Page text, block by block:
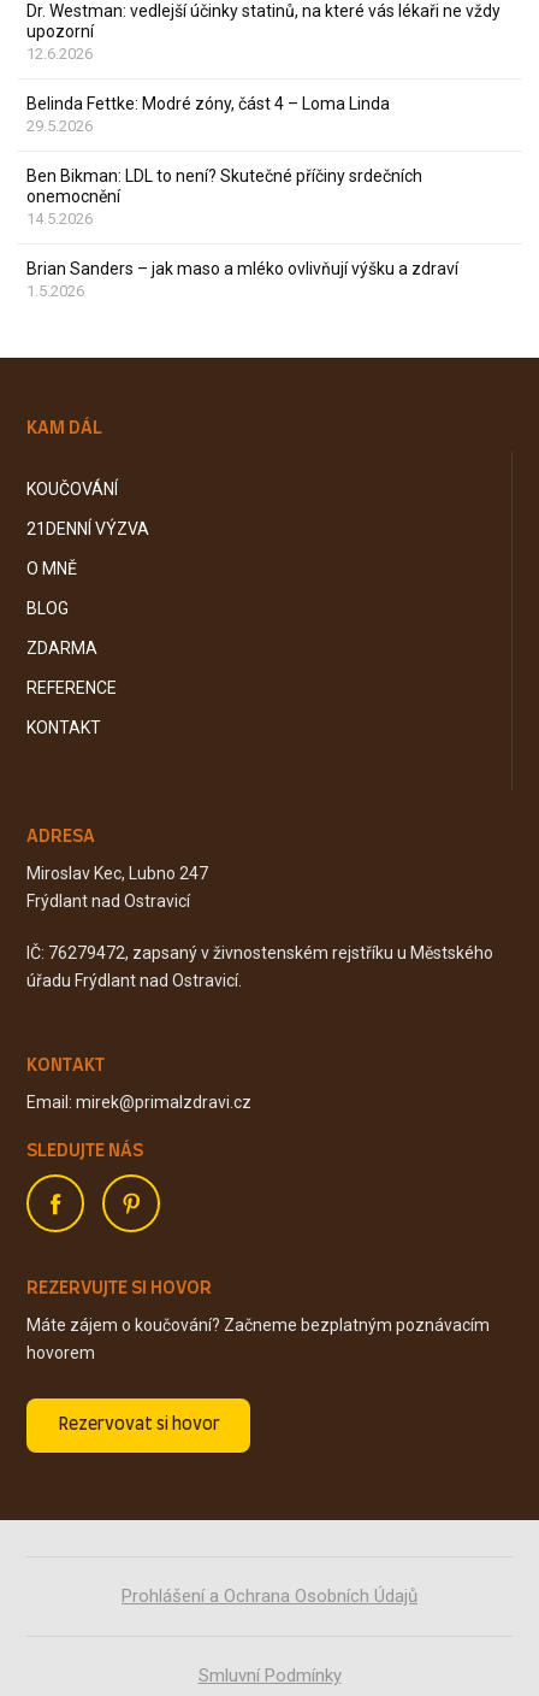
Dr. Westman: vedlejší účinky statinů, na které vás lékaři ne vždy
upozorní
12.6.2026
Belinda Fettke: Modré zóny, část 4 – Loma Linda
29.5.2026
Ben Bikman: LDL to není? Skutečné příčiny srdečních
onemocnění
14.5.2026
Brian Sanders – jak maso a mléko ovlivňují výšku a zdraví
1.5.2026
KAM DÁL
KOUČOVÁNÍ
21DENNÍ VÝZVA
O MNĚ
BLOG
ZDARMA
REFERENCE
KONTAKT
ADRESA
Miroslav Kec, Lubno 247
Frýdlant nad Ostravicí
IČ: 76279472, zapsaný v živnostenském rejstříku u Městského
úřadu Frýdlant nad Ostravicí.
KONTAKT
Email: mirek@primalzdravi.cz
SLEDUJTE NÁS
REZERVUJTE SI HOVOR
Máte zájem o koučování? Začneme bezplatným poznávacím
hovorem
Rezervovat si hovor
Prohlášení a Ochrana Osobních Údajů
Smluvní Podmínky